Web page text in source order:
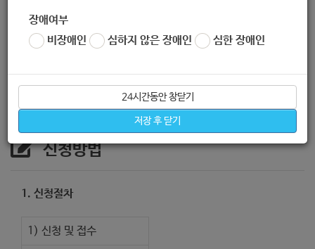
장애여부
비장애인
심하지 않은 장애인 심한 장애인
24시간동안 창닫기
저장 후 닫기
2. 지원방법 :월 1회 자치활동, 분기별 1회 미래 준비 활동, 지역
신청방법
1. 신청절차
1) 신청 및 접수